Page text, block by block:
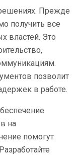
Прежде
получить все
властей. Это
позволит
в работе.
на
помогут